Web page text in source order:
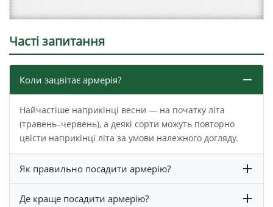
Часті запитання
Коли зацвітає армерія?
Найчастіше наприкінці весни — на початку літа
(травень–червень), а деякі сорти можуть повторно
цвісти наприкінці літа за умови належного догляду.
Як правильно посадити армерію?
Де краще посадити армерію?